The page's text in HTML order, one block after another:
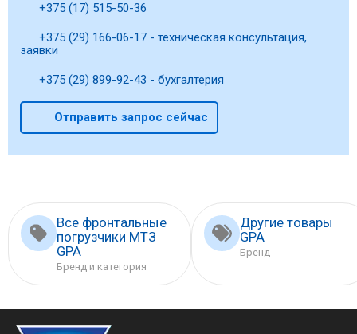
+375 (17) 515-50-36
+375 (29) 166-06-17 - техническая консультация,
заявки
+375 (29) 899-92-43 - бухгалтерия
Отправить запрос сейчас
Все фронтальные
погрузчики МТЗ
GPA
Бренд и категория
Другие товары
GPA
Бренд